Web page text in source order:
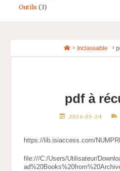
Outils (3)
HomeInclassable
pdf à
2026-05-24
https://lib.isiaccess.com/
file:///C:/Users/Utilisateur/